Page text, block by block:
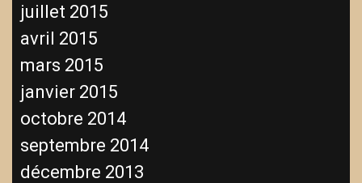
juillet 2015
avril 2015
mars 2015
janvier 2015
octobre 2014
septembre 2014
décembre 2013